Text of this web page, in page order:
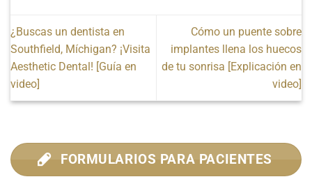
¿Buscas un dentista en
Southfield, Míchigan? ¡Visita
Aesthetic Dental! [Guía en
video]
Cómo un puente sobre
implantes llena los huecos
de tu sonrisa [Explicación en
video]
FORMULARIOS PARA PACIENTES